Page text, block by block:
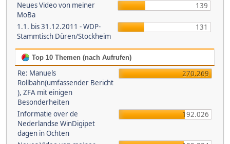
Neues Video von meiner
MoBa
139
1.1. bis 31.12.2011 - WDP-
Stammtisch Düren/Stockheim
131
Top 10 Themen (nach Aufrufen)
Re: Manuels
Rollbahn(umfassender Bericht
), ZFA mit einigen
Besonderheiten
270.269
Informatie over de
Nederlandse WinDigipet
dagen in Ochten
192.026